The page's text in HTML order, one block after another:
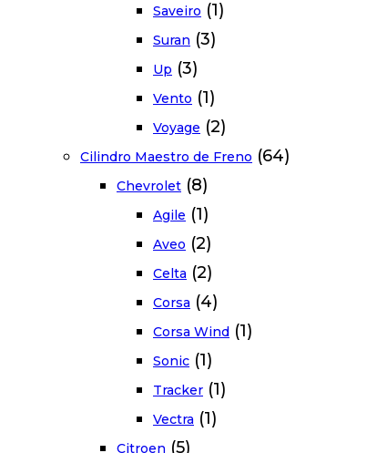
Saveiro (1)
Suran (3)
Up (3)
Vento (1)
Voyage (2)
Cilindro Maestro de Freno (64)
Chevrolet (8)
Agile (1)
Aveo (2)
Celta (2)
Corsa (4)
Corsa Wind (1)
Sonic (1)
Tracker (1)
Vectra (1)
Citroen (5)